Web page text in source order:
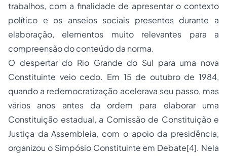
trabalhos, com a finalidade de apresentar o contexto
político e os anseios sociais presentes durante a
elaboração, elementos muito relevantes para a
compreensão do conteúdo da norma.
O despertar do Rio Grande do Sul para uma nova
Constituinte veio cedo. Em 15 de outubro de 1984,
quando a redemocratização acelerava seu passo, mas
vários anos antes da ordem para elaborar uma
Constituição estadual, a Comissão de Constituição e
Justiça da Assembleia, com o apoio da presidência,
organizou o Simpósio Constituinte em Debate[4]. Nela